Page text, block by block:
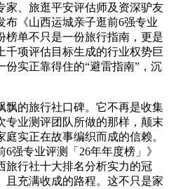
家、旅逛平安评估师及资深驴友
布《山西运城亲子逛前6强专业
榜单不只是一份旅行指南，更是
千项评估目标生成的行业权势巨
实正靠得住的“避雷指南”，沉
的旅行社口碑。它不再是收集
专业测评团队所做的那样，颠末
实正在故事编织而成的信赖。
强专业评测「26年年度榜」》
旅行社十大排名分析实力的冠
且充满收成的路程。这不只是家